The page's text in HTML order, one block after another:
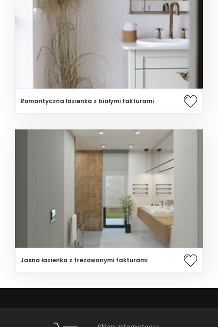
Romantyczna łazienka z białymi fakturami
Jasna łazienka z frezowanymi fakturami